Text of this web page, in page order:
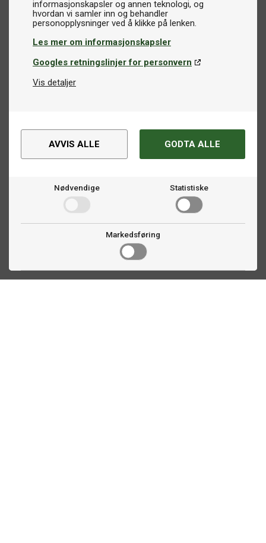
informasjonskapsler og annen teknologi, og
hvordan vi samler inn og behandler
Les mer om informasjonskapsler
Googles retningslinjer for personvern
Vis detaljer
AVVIS ALLE GODTA ALLE
Nødvendige Statistiske
Markedsføring